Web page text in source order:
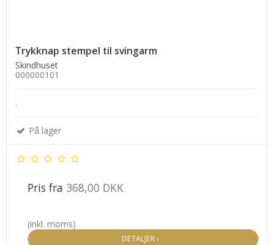
Trykknap stempel til svingarm
Skindhuset
000000101
.
På lager
Pris fra 368,00 DKK
(inkl. moms)
DETALJER ›